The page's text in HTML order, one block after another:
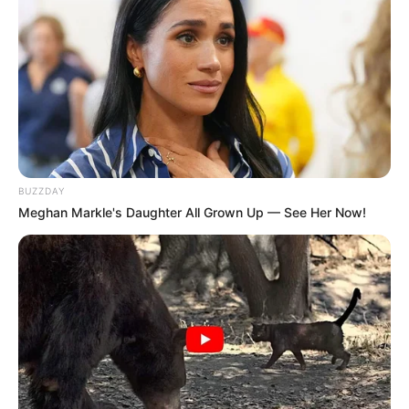
Pronostic Quinté+ logique ou la vérité sur le futur
Quinté gagnant
Le pronostic Quinté logique avec la liste des chevaux les
plus en vue du programme pour gagner. Vous pouvez
l’établir avec l’aide du logiciel Logic-prono et les grands
noms de la presse hippique comme: Bilto, Canal-Turf,
BUZZDAY
Meghan Markle's Daughter All Grown Up — See Her Now!